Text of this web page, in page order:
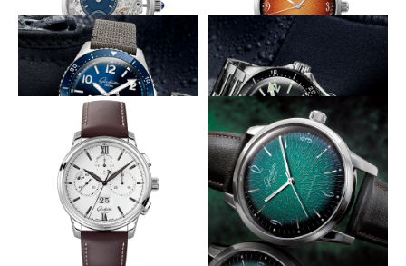
穴石と青ネジを花に見立てる
GLASHÜTTE ORIGINAL
パノインバース・リミテッド・
エディション
燃えるようなオレンジグラデ
GLASHÜTTE ORIGINAL
シックスティーズ・アニュアル
エディション
ドイツの工業規格DINおよびISO準拠
GLASHÜTTE ORIGINAL
SeaQ パノラマデイト
ドイツの工業規格DINおよびISO準拠
GLASHÜTTE ORIGINAL
SeaQ パノラマデイト
70時間駆動の自社製クロノ
GLASHÜTTE ORIGINAL
セネタ・クロノグラフ・パノラ
鮮やかに主張するガルバニックグリ
GLASHÜTTE ORIGINAL
シックスティーズ